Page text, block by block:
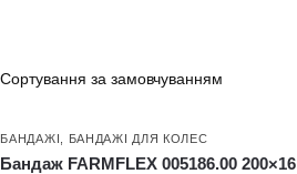
БАНДАЖІ БАНДАЖІ ДЛЯ КОЛЕС
Бандаж FARMFLEX 005186.00 200×16